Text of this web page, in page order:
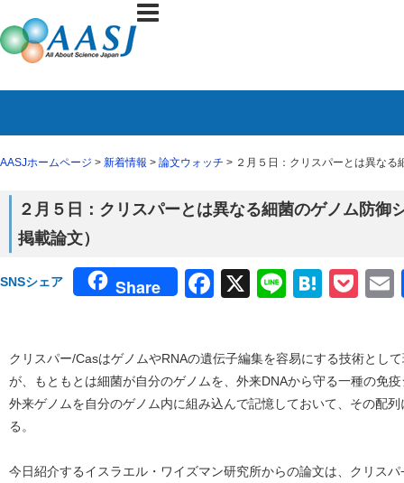
AASJホームページ > 新着情報 > 論文ウォッチ > ２月５日：クリスパーとは異な
２月５日：クリスパーとは異なる細菌のゲノム防御
掲載論文）
SNSシェア Share Facebook
X Line
クリスパー/CasはゲノムやRNAの遺伝子編集を容易にする技術とし
が、もともとは細菌が自分のゲノムを、外来DNAから守る一種の免
外来ゲノムを自分のゲノム内に組み込んで記憶しておいて、その配
る。
今日紹介するイスラエル・ワイズマン研究所からの論文は、クリス